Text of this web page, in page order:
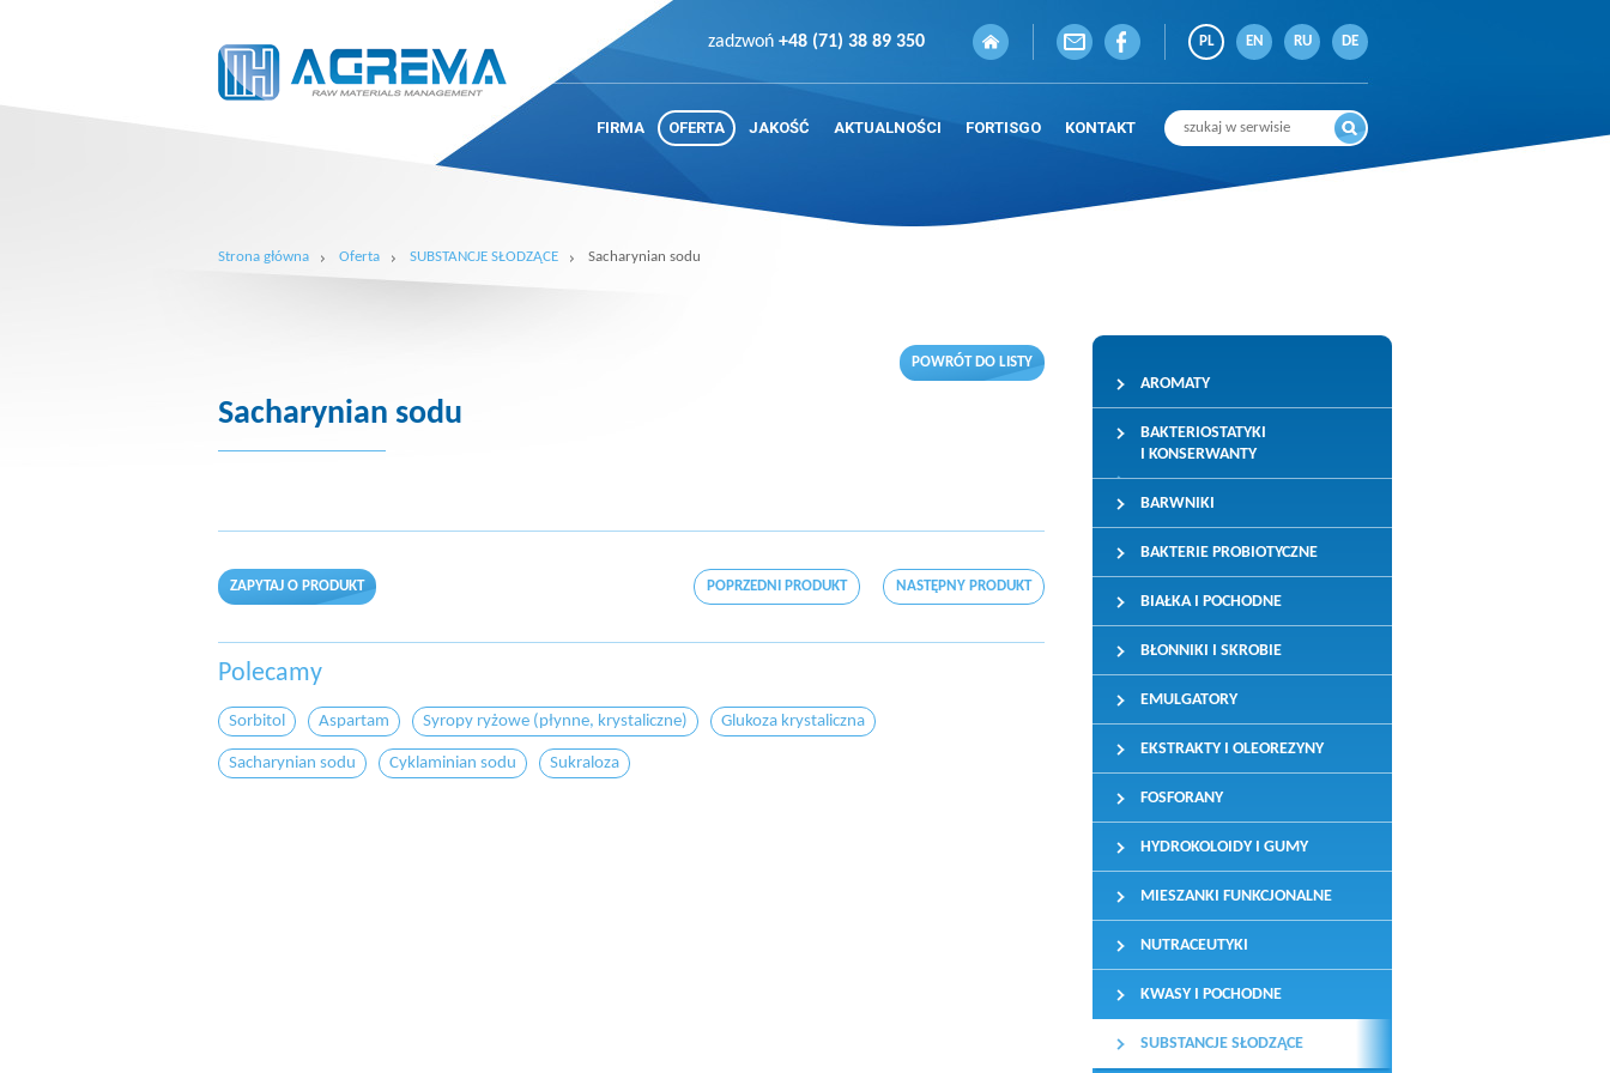
zadzwoń +48 (71) 38 89 350 PL EN RU DE
FIRMA OFERTA JAKOŚĆ AKTUALNOŚCI FORTISGO KONTAKT
Strona główna Oferta SUBSTANCJE SŁODZĄCE Sacharynian sodu
AROMATY
BAKTERIOSTATYKI
I KONSERWANTY
BARWNIKI
BAKTERIE PROBIOTYCZNE
BIAŁKA I POCHODNE
BŁONNIKI I SKROBIE
EMULGATORY
EKSTRAKTY I OLEOREZYNY
FOSFORANY
HYDROKOLOIDY I GUMY
MIESZANKI FUNKCJONALNE
NUTRACEUTYKI
KWASY I POCHODNE
SUBSTANCJE SŁODZĄCE
POWRÓT DO LISTY
Sacharynian sodu
ZAPYTAJ O PRODUKT POPRZEDNI PRODUKT NASTĘPNY PRODUKT
Polecamy
Sorbitol Aspartam Syropy ryżowe (płynne, krystaliczne) Glukoza krystaliczna
Sacharynian sodu Cyklaminian sodu Sukraloza